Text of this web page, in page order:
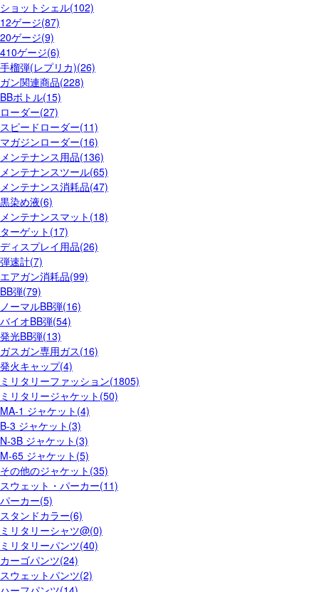
ショットシェル(102)
12ゲージ(87)
20ゲージ(9)
410ゲージ(6)
手榴弾(レプリカ)(26)
ガン関連商品(228)
BBボトル(15)
ローダー(27)
スピードローダー(11)
マガジンローダー(16)
メンテナンス用品(136)
メンテナンスツール(65)
メンテナンス消耗品(47)
黒染め液(6)
メンテナンスマット(18)
ターゲット(17)
ディスプレイ用品(26)
弾速計(7)
エアガン消耗品(99)
BB弾(79)
ノーマルBB弾(16)
バイオBB弾(54)
発光BB弾(13)
ガスガン専用ガス(16)
発火キャップ(4)
ミリタリーファッション(1805)
ミリタリージャケット(50)
MA-1 ジャケット(4)
B-3 ジャケット(3)
N-3B ジャケット(3)
M-65 ジャケット(5)
その他のジャケット(35)
スウェット・パーカー(11)
パーカー(5)
スタンドカラー(6)
ミリタリーシャツ@(0)
ミリタリーパンツ(40)
カーゴパンツ(24)
スウェットパンツ(2)